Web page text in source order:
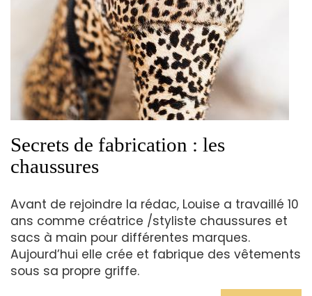
Secrets de fabrication : les
chaussures
Avant de rejoindre la rédac, Louise a travaillé 10
ans comme créatrice /styliste chaussures et
sacs à main pour différentes marques.
Aujourd’hui elle crée et fabrique des vêtements
sous sa propre griffe.